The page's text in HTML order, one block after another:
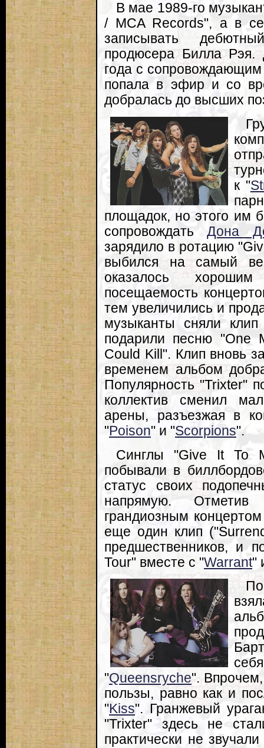
В мае 1989-го
/ MCA Records", а в
записывать
продюсера Билла
года с
попала в эфир и со
добралась до высших
к "
площадок, но этого им
сопровождатьДона
зарядило в ротацию
выбился на самый
оказалось
посещаемость
тем увеличились и
музыканты сняли
подарили песню "One
Could Kill". Клип вновь
временем альбом
Популярность "Trixter"
коллектив сменил
арены, разъезжая в
"Poison" и "Scorpions".
Синглы "Give It To
побывали в
статус своих
напрямую. Отметив
грандиозным
еще один клип
предшественников, и
Tour" вместе с "Warrant"
"Queensryche".
пользы, равно как и
"Kiss". Гранжевый
"Trixter" здесь не
практически не